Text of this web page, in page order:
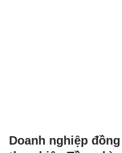
Doanh nghiệp